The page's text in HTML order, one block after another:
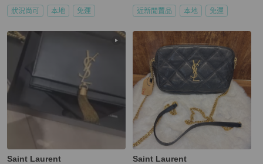
狀況尚可 本地 免運 近新閒置品 本地 免運
Saint Laurent Saint Laurent